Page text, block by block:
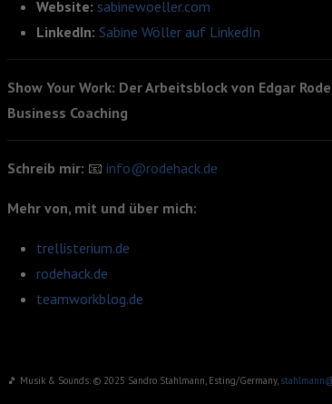
Website: sabinewoeller.com
LinkedIn: Sabine Wöller auf LinkedIn
Show Your Work: Der Arbeitsblock von Edgar
Business Coaching
Schreib mir: 📧 info@rodehack.de
Mehr von, mit und über mich:
trellisterium.de
rodehack.de
teamworkblog.de
🎵 Musik & Sounds: © 2025 Sandro Stahlmann, Esting/Germany,